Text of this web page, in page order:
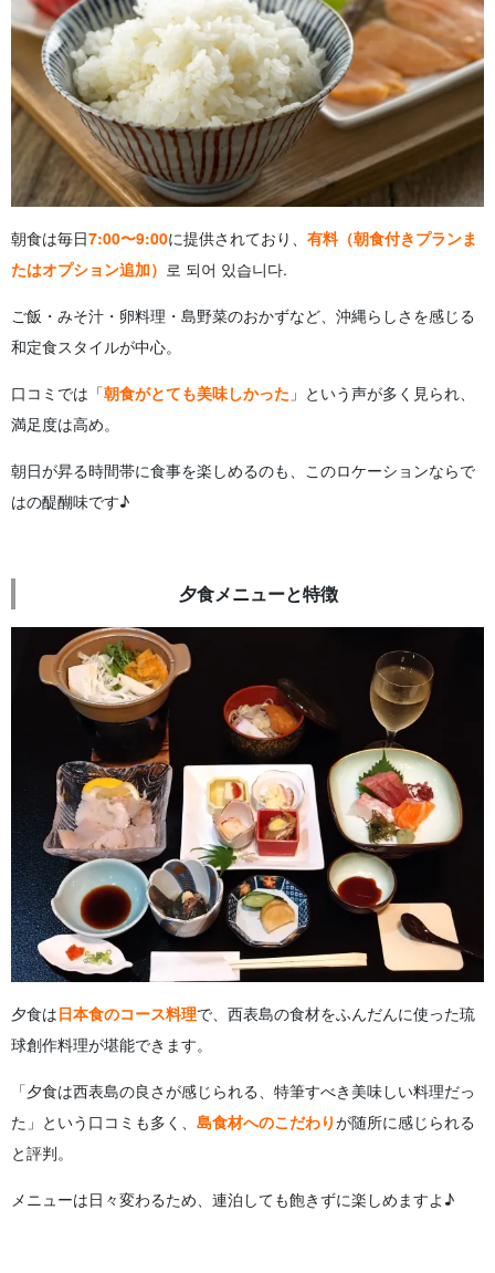
朝食は毎日7:00〜9:00に提供されており、 有料（朝食付きプランま
たはオプション追加） 로 되어 있습니다.
ご飯・みそ汁・卵料理・島野菜のおかずなど、沖縄らしさを感じる
和定食スタイルが中心。
口コミでは「朝食がとても美味しかった 」という声が多く見られ、
満足度は高め。
朝日が昇る時間帯に食事を楽しめるのも、このロケーションならで
はの醍醐味です♪
夕食メニューと特徴
夕食は日本食のコース料理で、西表島の食材をふんだんに使った琉
球創作料理が堪能できます。
「夕食は西表島の良さが感じられる、特筆すべき美味しい料理だっ
た」という口コミも多く、 島食材へのこだわりが随所に感じられる
と評判。
メニューは日々変わるため、連泊しても飽きずに楽しめますよ♪